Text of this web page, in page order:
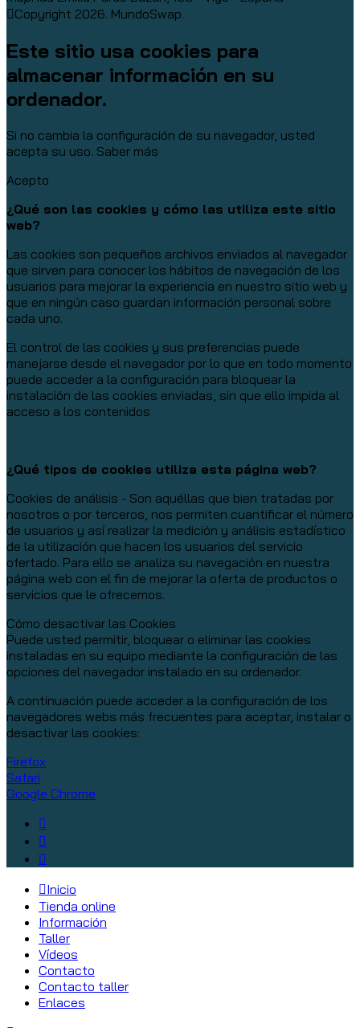
Copyright 2026. MundoSwap.
Este sitio usa cookies para
almacenar información en su
ordenador.
Si no cambia la configuración de su navegador, usted
acepta su uso. Saber más
Acepto
¿Qué son las cookies y cómo las utiliza este sitio
web?
Las cookies son pequeños archivos enviados al navegador
que sirven para conocer los hábitos de navegación de los
usuarios para mejorar la experiencia en nuestro sitio web y
que en ningún caso guardan información personal sobre
cada uno.
El control de las cookies y sus preferencias puede
manejarse desde el navegador por lo que en todo momento
puede acceder a la configuración para bloquear la
instalación de las cookies enviadas, sin que ello impida al
acceso a los contenidos
¿Qué tipos de cookies utiliza esta página web?
Cookies de análisis - Son aquéllas que bien tratadas por
nosotros o por terceros, nos permiten cuantificar el número
de usuarios y así realizar la medición y análisis estadístico
de la utilización que hacen los usuarios del servicio
ofertado. Para ello se analiza su navegación en nuestra
página web con el fin de mejorar la oferta de productos o
servicios que le ofrecemos.
Cómo desactivar las Cookies
Puede usted permitir, bloquear o eliminar las cookies
instaladas en su equipo mediante la configuración de las
opciones del navegador instalado en su ordenador.
A continuación puede acceder a la configuración de los
navegadores webs más frecuentes para aceptar, instalar o
desactivar las cookies:
Firefox
Safari
Google Chrome
Inicio
Tienda online
Información
Taller
Vídeos
Contacto
Contacto taller
Enlaces